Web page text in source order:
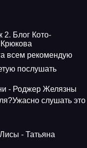
2. Блог Кото-
всем рекомендую
послушать
- Роджер Желязны
слушать это
- Татьяна